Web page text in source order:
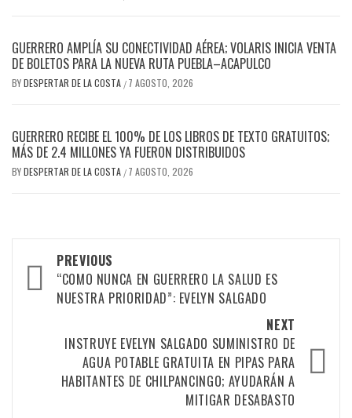
GUERRERO AMPLÍA SU CONECTIVIDAD AÉREA; VOLARIS INICIA VENTA
DE BOLETOS PARA LA NUEVA RUTA PUEBLA–ACAPULCO
BYDESPERTAR DE LA COSTA / 7 AGOSTO, 2026
GUERRERO RECIBE EL 100% DE LOS LIBROS DE TEXTO GRATUITOS;
MÁS DE 2.4 MILLONES YA FUERON DISTRIBUIDOS
BYDESPERTAR DE LA COSTA / 7 AGOSTO, 2026
Post
navigation
PREVIOUS
“COMO NUNCA EN GUERRERO LA SALUD ES
NUESTRA PRIORIDAD”: EVELYN SALGADO
NEXT
INSTRUYE EVELYN SALGADO SUMINISTRO DE
AGUA POTABLE GRATUITA EN PIPAS PARA
HABITANTES DE CHILPANCINGO; AYUDARÁN A
MITIGAR DESABASTO